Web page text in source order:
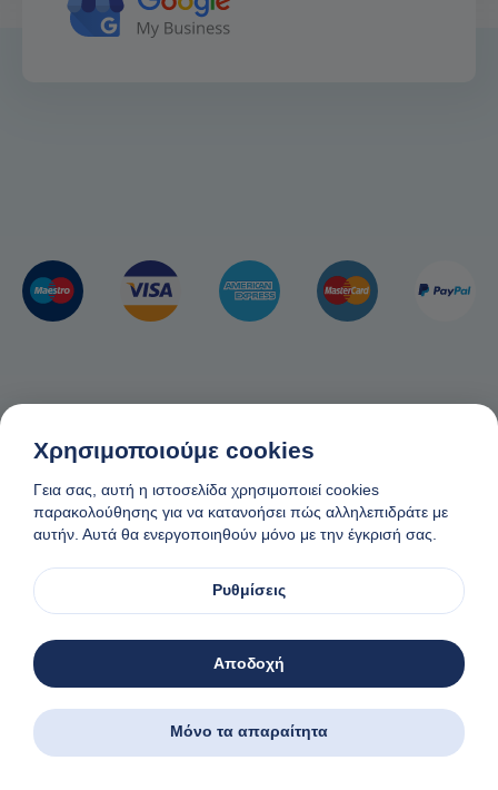
Μέλος του Ελληνικού Εθνικού Οργανισμού Τουρισμού
και Ελληνικής Ένωσης Ταξιδιωτικών Πρακτορείων
Αρ. Αδείας ΜΗ.Τ.Ε.: 1174Ε60000057000
Επίσημος Συνεργάτης Συνδεσιμότητας Google
Things to do
Χρησιμοποιούμε cookies
Γεια σας, αυτή η ιστοσελίδα χρησιμοποιεί cookies
παρακολούθησης για να κατανοήσει πώς αλληλεπιδράτε με
αυτήν. Αυτά θα ενεργοποιηθούν μόνο με την έγκρισή σας.
Ρυθμίσεις
Αποδοχή
Μόνο τα απαραίτητα